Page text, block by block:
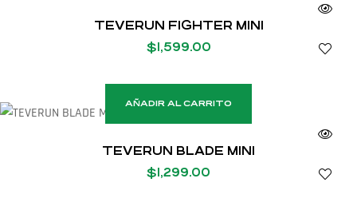
TEVERUN FIGHTER MINI
$1,599.00
AÑADIR AL CARRITO
TEVERUN BLADE MINI
$1,299.00